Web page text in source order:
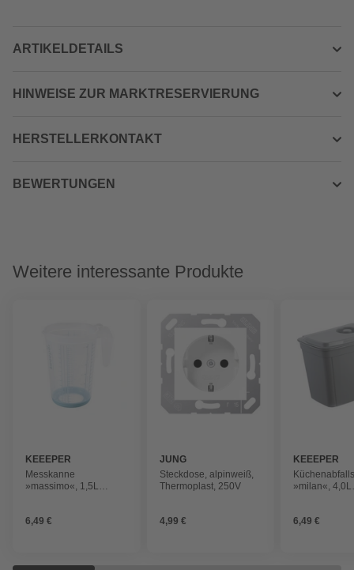
ARTIKELDETAILS
HINWEISE ZUR MARKTRESERVIERUNG
HERSTELLERKONTAKT
BEWERTUNGEN
Weitere interessante Produkte
KEEEPER
Messkanne
»massimo«, 1,5L
6,49 €
JUNG
Steckdose, alpinweiß,
Thermoplast, 250V
4,99 €
KEEEPER
»milan«, 4,0L
6,49 €